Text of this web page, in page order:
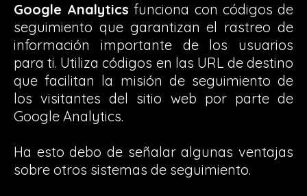
Google Analytics funciona con códigos de
seguimiento que garantizan el rastreo de
información importante de los usuarios
para ti. Utiliza códigos en las URL de destino
que facilitan la misión de seguimiento de
los visitantes del sitio web por parte de
Google Analytics.
Ha esto debo de señalar algunas ventajas
sobre otros sistemas de seguimiento.